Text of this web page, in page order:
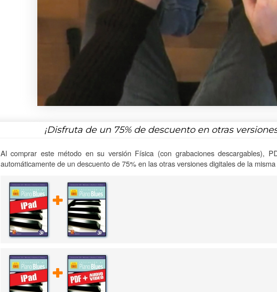
¡Disfruta de un 75%de descuento en otras
Al comprar este método en su versión Física (con grabaciones descargables),
automáticamente de un descuento de 75% en las otras versiones digitales de la misma